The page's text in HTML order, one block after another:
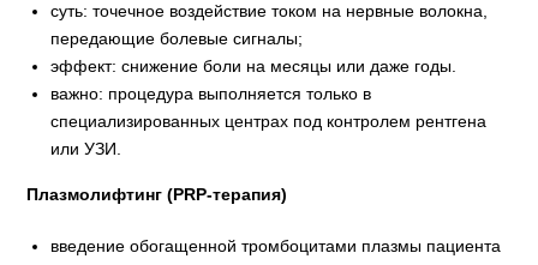
суть: точечное воздействие током на нервные волокна,
передающие болевые сигналы;
эффект: снижение боли на месяцы или даже годы.
важно: процедура выполняется только в
специализированных центрах под контролем рентгена
или УЗИ.
Плазмолифтинг (PRP‑терапия)
введение обогащенной тромбоцитами плазмы пациента